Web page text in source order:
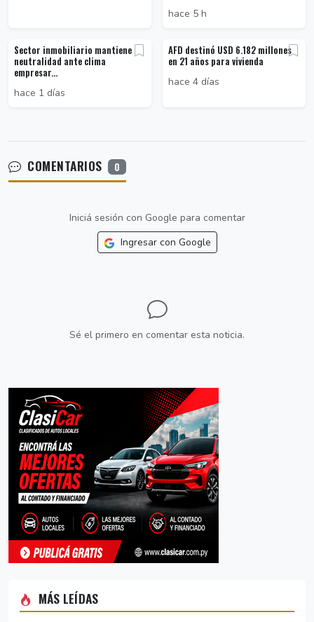
hace 5 h
Sector inmobiliario mantiene
neutralidad ante clima
empresar...
hace 1 días
AFD destinó USD 6.182 millones
en 21 años para vivienda
hace 4 días
COMENTARIOS 0
Iniciá sesión con Google para comentar
Ingresar con Google
Sé el primero en comentar esta noticia.
MÁS LEÍDAS